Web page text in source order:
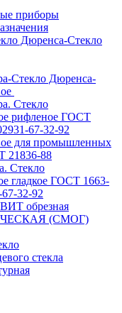
приборы
Дюренса-Стекло
Стекло Дюренса-
Стекло
рифленое ГОСТ
67-32-92
для промышленных
21836-88
Стекло
гладкое ГОСТ 1663-
32-92
обрезная
(СМОГ)
стекла